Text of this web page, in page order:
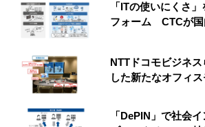
「ITの使いにくさ
フォーム CTCが国
NTTドコモビジネ
した新たなオフィ
「DePIN」で社会